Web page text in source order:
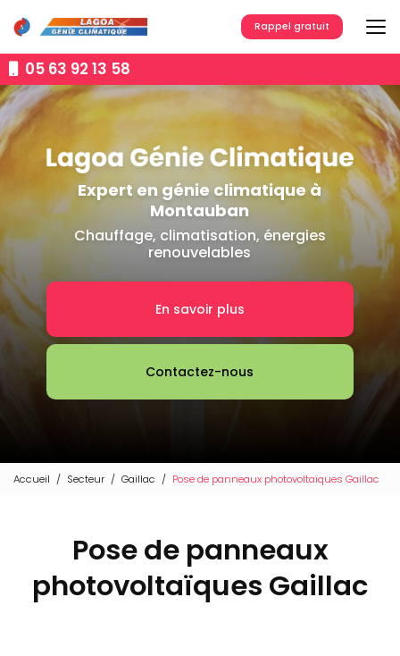
au
contenu
principal05 63 92 13 58
Rappel gratuit
Expert en génie climatique à
Montauban
Chauffage, climatisation, énergies
renouvelables
En savoir plus
Contactez-nous
Accueil Secteur Gaillac Pose de panneaux photovoltaïques Gaillac
Pose de panneaux
photovoltaïques Gaillac